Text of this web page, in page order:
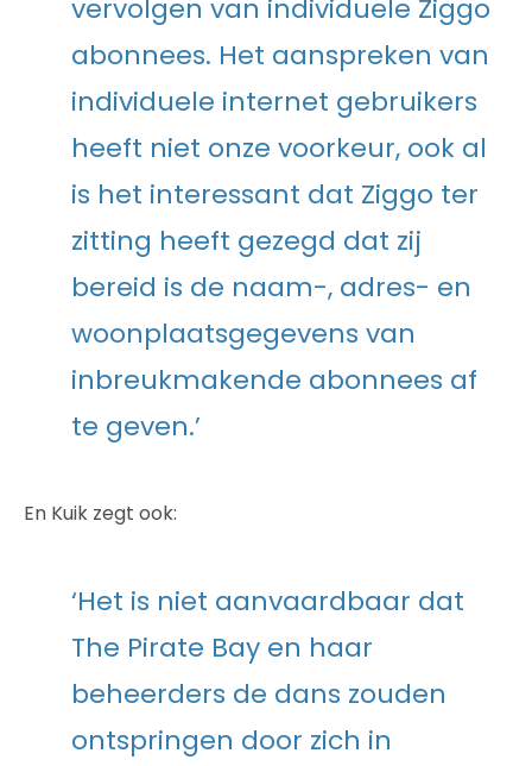
vervolgen van individuele Ziggo
abonnees. Het aanspreken van
individuele internet gebruikers
heeft niet onze voorkeur, ook al
is het interessant dat Ziggo ter
zitting heeft gezegd dat zij
bereid is de naam-, adres- en
woonplaatsgegevens van
inbreukmakende abonnees af
te geven.’
En Kuik zegt ook:
‘Het is niet aanvaardbaar dat
The Pirate Bay en haar
beheerders de dans zouden
ontspringen door zich in